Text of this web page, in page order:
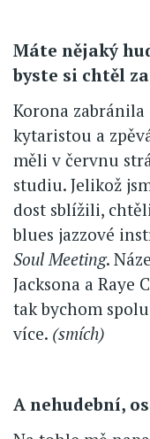
Máte nějaký
byste si chtěl
Korona
kytaristou a
měli v červnu
studiu. Jelikož
dost sblížili,
blues jazzové
Soul Meeting.
Jacksona a Raye
tak bychom
více. (smích)
A nehudební,